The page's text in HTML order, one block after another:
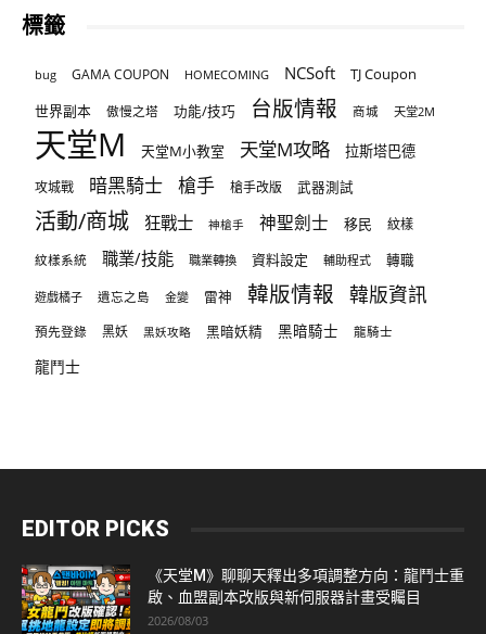
標籤
bug GAMA COUPON HOMECOMING NCSoft
TJ Coupon
世界副本
傲慢之塔 功能/技巧 台版情報 商城 天堂2M
天堂M 天堂M小教室 天堂M攻略 拉斯塔巴德
攻城戰 暗黑騎士 槍手 槍手改版 武器測試
活動/商城 狂戰士 神槍手 神聖劍士 移民 紋樣
紋樣系統 職業/技能 職業轉換 資料設定 輔助程式 轉職
遊戲橘子 遺忘之島 金變 雷神 韓版情報 韓版資訊
預先登錄 黑妖 黑妖攻略 黑暗妖精 黑暗騎士 龍騎士
龍鬥士
EDITOR PICKS
《天堂M》聊聊天釋出多項調整方向：龍鬥士重
啟、血盟副本改版與新伺服器計畫受矚目
2026/08/03